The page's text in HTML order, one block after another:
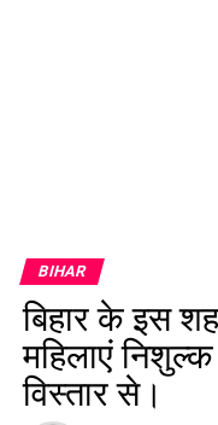
BIHAR
बिहार के इस
महिलाएं
विस्तार से।